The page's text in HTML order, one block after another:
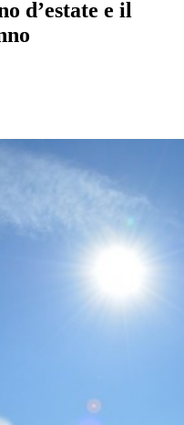
d’estate e il